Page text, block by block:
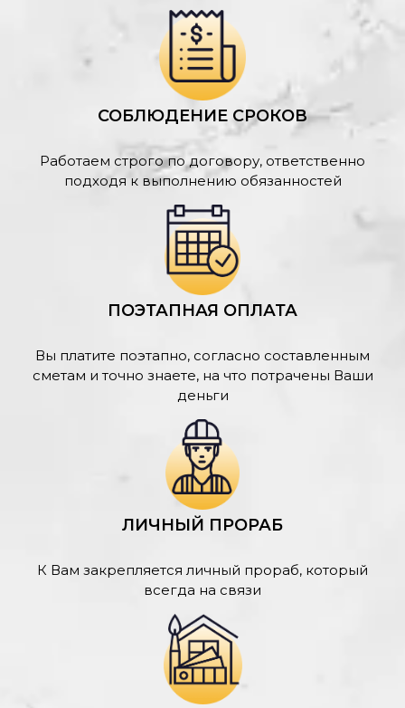
СОБЛЮДЕНИЕ СРОКОВ
Работаем строго по договору, ответственно
подходя к выполнению обязанностей
ПОЭТАПНАЯ ОПЛАТА
Вы платите поэтапно, согласно составленным
сметам и точно знаете, на что потрачены Ваши
деньги
ЛИЧНЫЙ ПРОРАБ
К Вам закрепляется личный прораб, который
всегда на связи